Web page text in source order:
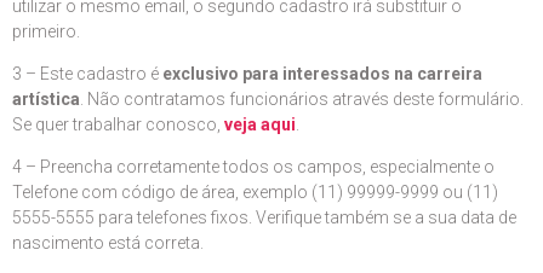
utilizar o mesmo email, o segundo cadastro irá substituir o
primeiro.
3 – Este cadastro é exclusivo para interessados na carreira
artística . Não contratamos funcionários através deste formulário.
Se quer trabalhar conosco, veja aqui
4 – Preencha corretamente todos os campos, especialmente o
Telefone com código de área, exemplo (11) 99999-9999 ou (11)
5555-5555 para telefones fixos. Verifique também se a sua data de
nascimento está correta.